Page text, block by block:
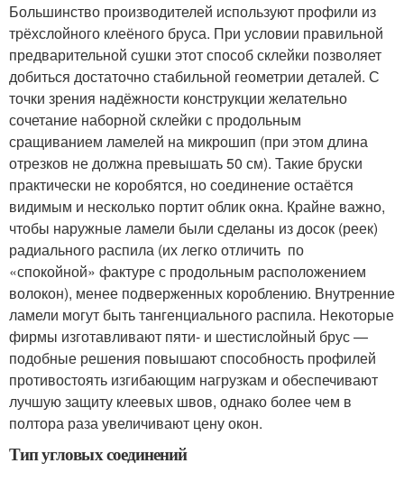
Большинство производителей используют профили из
трёхслойного клеёного бруса. При условии правильной
предварительной сушки этот способ склейки позволяет
добиться достаточно стабильной геометрии деталей. С
точки зрения надёжности конструкции желательно
сочетание наборной склейки с продольным
сращиванием ламелей на микрошип (при этом длина
отрезков не должна превышать 50 см). Такие бруски
практически не коробятся, но соединение остаётся
видимым и несколько портит облик окна. Крайне важно,
чтобы наружные ламели были сделаны из досок (реек)
радиального распила (их легко отличить по
«спокойной» фактуре с продольным расположением
волокон), менее подверженных короблению. Внутренние
ламели могут быть тангенциального распила. Некоторые
фирмы изготавливают пяти- и шестислойный брус —
подобные решения повышают способность профилей
противостоять изгибающим нагрузкам и обеспечивают
лучшую защиту клеевых швов, однако более чем в
полтора раза увеличивают цену окон.
Тип угловых соединений